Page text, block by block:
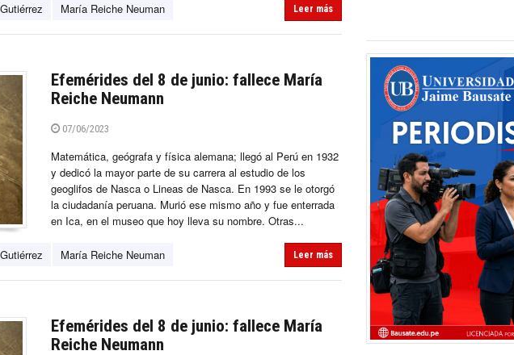
María Reiche Neuman Leer más
Efemérides del 8 de junio: fallece María
Reiche Neumann
07/06/2023
Matemática, geógrafa y física alemana; llegó al Perú en 1932
y dedicó la mayor parte de su carrera al estudio de los
geoglifos de Nasca o Lineas de Nasca. En 1993 se le otorgó
la ciudadanía peruana. Murió ese mismo año y fue enterrada
en Ica, en el museo que hoy lleva su nombre. Otras...
María Reiche Neuman Leer más
Efemérides del 8 de junio: fallece María
Reiche Neumann